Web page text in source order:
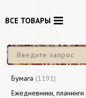
ВСЕ ТОВАРЫ
Бумага (1191)
Ежедневники, планинги